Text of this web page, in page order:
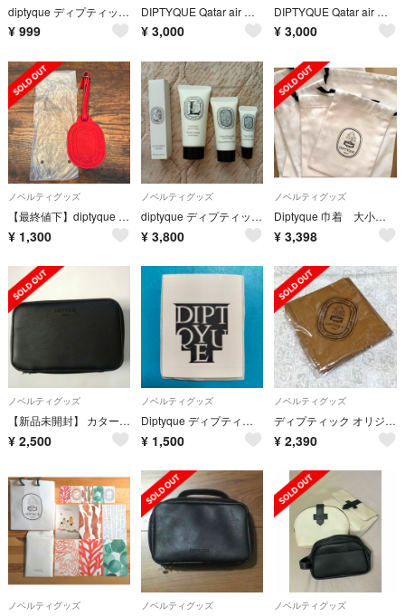
diptyque ディプティック巾着 正規品 新品未使用
¥ 999
DIPTYQUE Qatar air アメニティ
¥ 3,000
DIPTYQUE Qatar air ポーチ
¥ 3,000
ノベルティグッズ
【最終値下】diptyque ネームタグレッド ノベルティ
¥ 1,300
ノベルティグッズ
diptyque ディプティック アメニティ セット カタール航空 オードトワレ
¥ 3,800
ノベルティグッズ
Diptyque 巾着 大小 5枚セット
¥ 3,398
ノベルティグッズ
【新品未開封】 カタール航空 diptyque paris ポーチ
¥ 2,500
ノベルティグッズ
Diptyque ディプティック ステッカー ノベルティ 非売品
¥ 1,500
ノベルティグッズ
ディプティック オリジナル風呂敷
¥ 2,390
ノベルティグッズ ノベルティグッズ ノベルティグッズ